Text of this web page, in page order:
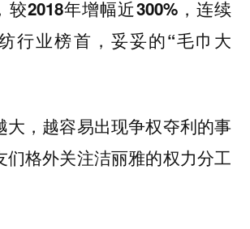
较2018年增幅近300%，连续
行业榜首，妥妥的“毛巾大
大，越容易出现争权夺利的事
们格外关注洁丽雅的权力分工